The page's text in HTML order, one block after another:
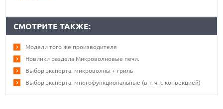
СМОТРИТЕ ТАКЖЕ:
Модели того же производителя
Новинки раздела Микроволновые печи.
Выбор эксперта. микроволны + гриль
Выбор эксперта. многофункциональные (в т. ч. с конвекцией)